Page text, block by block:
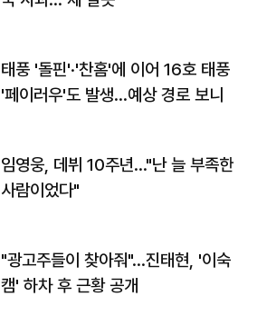
태풍 '돌핀'·'찬홈'에 이어 16호 태풍
'페이러우'도 발생…예상 경로 보니
임영웅, 데뷔 10주년…"난 늘 부족한
사람이었다"
"광고주들이 찾아줘"…진태현, '이숙
캠' 하차 후 근황 공개